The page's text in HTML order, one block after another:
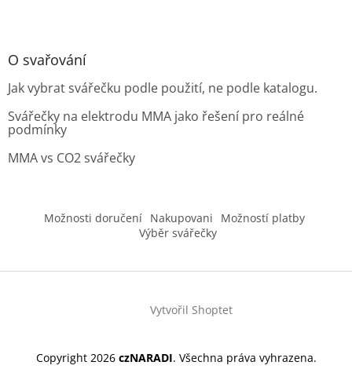
O svařování
Jak vybrat svářečku podle použití, ne podle katalogu.
Svářečky na elektrodu MMA jako řešení pro reálné
podmínky
MMA vs CO2 svářečky
Možnosti doručení Nakupovani
Možností platby
Výběr svářečky
Vytvořil Shoptet
Copyright 2026 czNARADI. Všechna práva vyhrazena.